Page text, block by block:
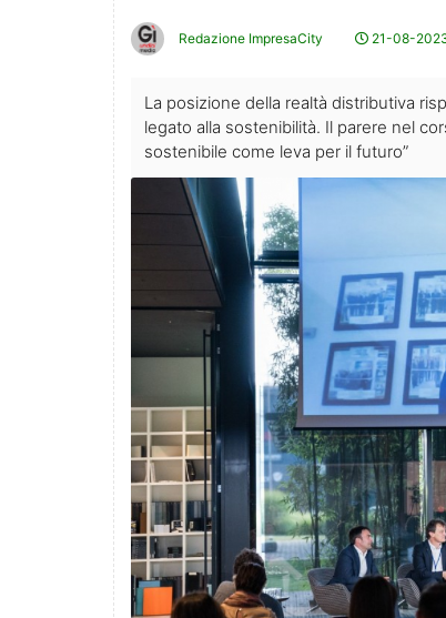
Redazione ImpresaCity 21-08-
La posizione della realtà distributiva
legato alla sostenibilità. Il parere nel
sostenibile come leva per il futuro”